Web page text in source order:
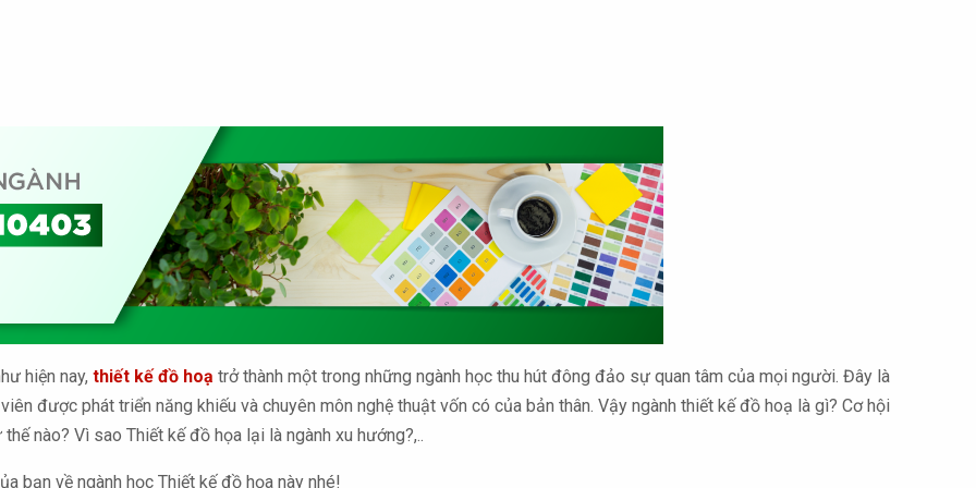
hiện nay, thiết kế đồ hoạ trở thành một trong những ngành học thu hút đông đảo sự quan tâm của mọi người. Đây là
được phát triển năng khiếu và chuyên môn nghệ thuật vốn có của bản thân. Vậy ngành thiết kế đồ hoạ là gì? Cơ hội
nào? Vì sao Thiết kế đồ họa lại là ngành xu hướng?,..
bạn về ngành học Thiết kế đồ họa này nhé!